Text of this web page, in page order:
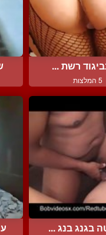
רשת ...
5 המלצות
בגנג בנג ...